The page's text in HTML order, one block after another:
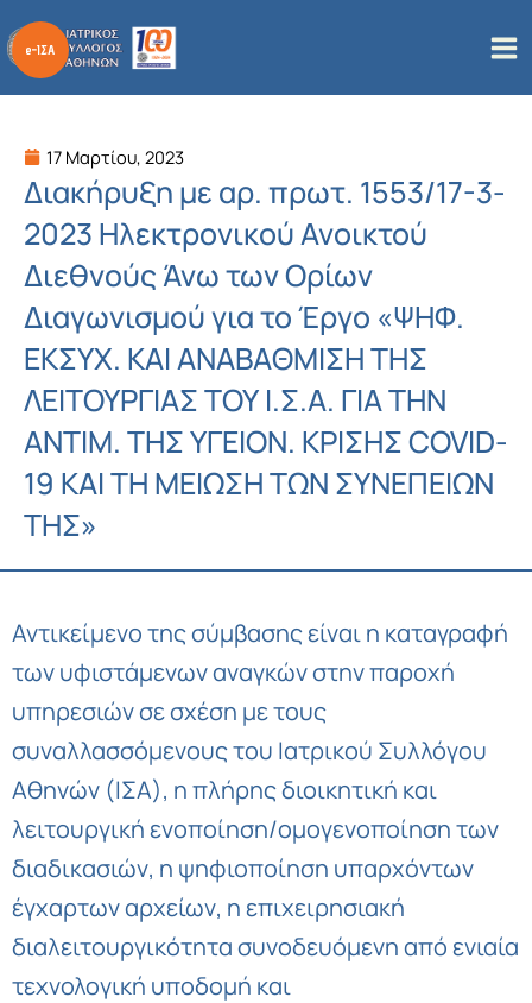
στο
περιεχόμενο
17 Μαρτίου, 2023
Διακήρυξη με αρ. πρωτ. 1553/17-3-
2023 Ηλεκτρονικού Ανοικτού
Διεθνούς Άνω των Ορίων
Διαγωνισμού για το Έργο «ΨΗΦ.
ΕΚΣΥX. ΚΑΙ ΑΝΑΒΑΘΜΙΣΗ ΤΗΣ
ΛΕΙΤΟΥΡΓΙΑΣ ΤΟΥ Ι.Σ.Α. ΓΙΑ ΤΗΝ
ΑΝΤΙΜ. ΤΗΣ ΥΓΕΙΟΝ. ΚΡΙΣΗΣ COVID-
19 ΚΑΙ ΤΗ ΜΕΙΩΣΗ ΤΩΝ ΣΥΝΕΠΕΙΩΝ
ΤΗΣ»
Αντικείμενο της σύμβασης είναι η καταγραφή
των υφιστάμενων αναγκών στην παροχή
υπηρεσιών σε σχέση με τους
συναλλασσόμενους του Ιατρικού Συλλόγου
Αθηνών (ΙΣΑ), η πλήρης διοικητική και
λειτουργική ενοποίηση/ομογενοποίηση των
διαδικασιών, η ψηφιοποίηση υπαρχόντων
έγχαρτων αρχείων, η επιχειρησιακή
διαλειτουργικότητα συνοδευόμενη από ενιαία
τεχνολογική υποδομή και